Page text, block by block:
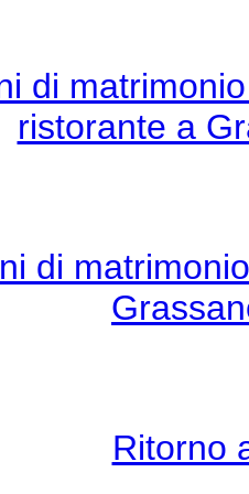
di
ristorante a
di
Ritorno